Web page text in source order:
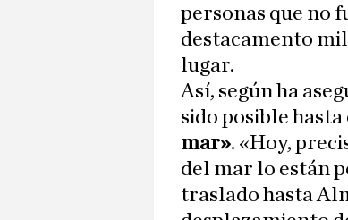
personas que no
destacamento
lugar.
Así, según ha
sido posible
mar». «Hoy,
del mar lo están
traslado hasta